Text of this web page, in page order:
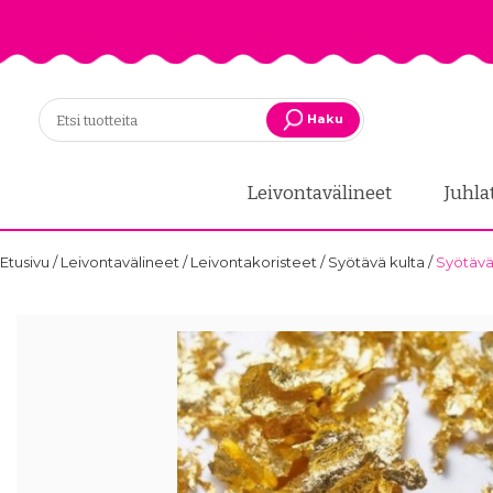
Haku
Leivontavälineet
Etusivu /Leivontavälineet /Leivontakoristeet /Syötävä kulta /